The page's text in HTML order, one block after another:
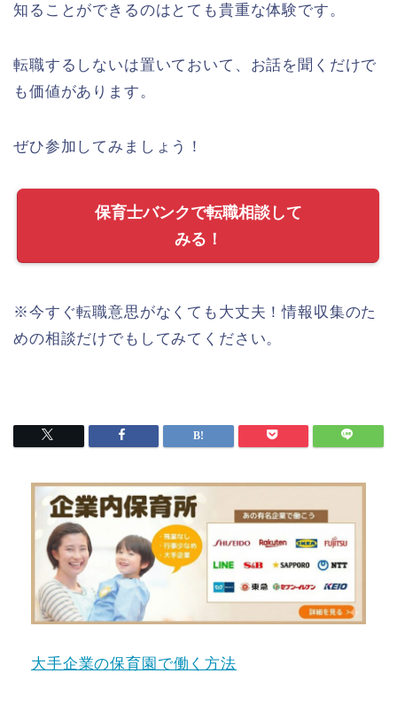
知ることができるのはとても貴重な体験です。
転職するしないは置いておいて、お話を聞くだけで
も価値があります。
ぜひ参加してみましょう！
保育士バンクで転職相談して
みる！
※今すぐ転職意思がなくても大丈夫！情報収集のた
めの相談だけでもしてみてください。
大手企業の保育園で働く方法